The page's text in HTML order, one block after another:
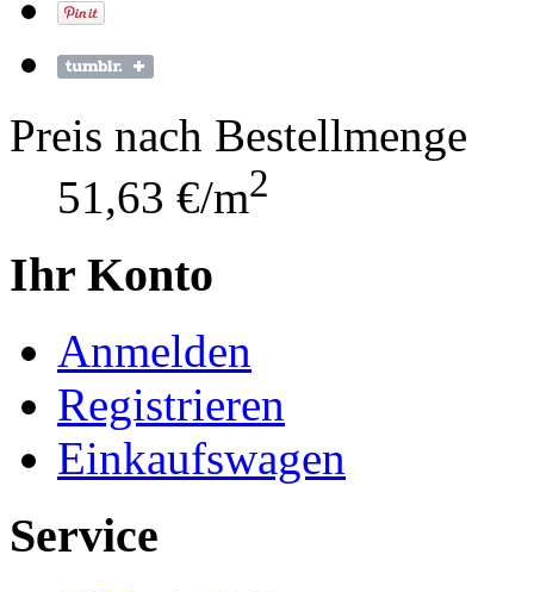
Preis nach Bestellmenge
51,63 €/m2
Ihr Konto
Anmelden
Registrieren
Einkaufswagen
Service